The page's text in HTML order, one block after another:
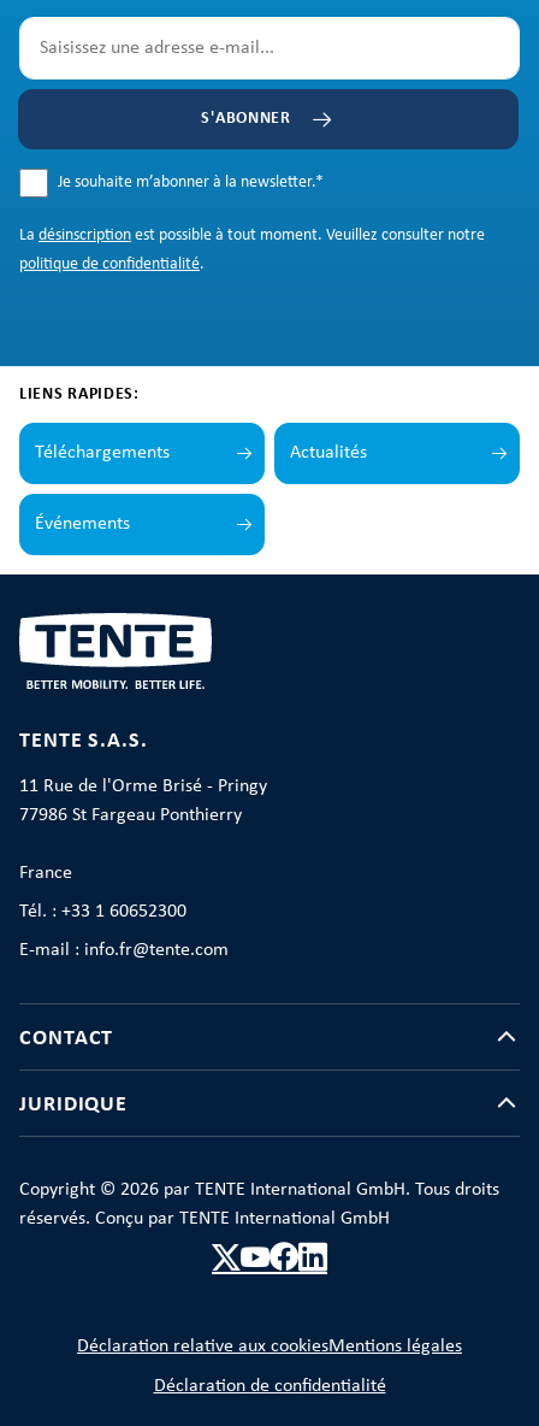
S'ABONNER
Je souhaite m’abonner à la newsletter.*
La désinscription est possible à tout moment. Veuillez consulter notre
politique de confidentialité.
LIENS RAPIDES:
Téléchargements Actualités
Événements
TENTE S.A.S.
11 Rue de l'Orme Brisé - Pringy
77986 St Fargeau Ponthierry
France
Tél. : +33 1 60652300
E-mail : info.fr@tente.com
CONTACT
JURIDIQUE
Copyright © 2026 par TENTE International GmbH. Tous droits
réservés. Conçu par TENTE International GmbH
Déclaration relative aux cookiesMentions légales
Déclaration de confidentialité